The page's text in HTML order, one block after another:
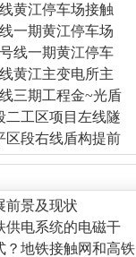
黄江停车场接触
一期黄江停车场
线一期黄江停车
黄江主变电所主
三期工程金~光盾
二工区项目左线隧
区段右线盾构提前
前景及现状
供电系统的电磁干
？地铁接触网和高铁